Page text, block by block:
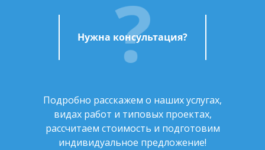
Нужна консультация?
Подробно расскажем о наших услугах,
видах работ и типовых проектах,
рассчитаем стоимость и подготовим
индивидуальное предложение!